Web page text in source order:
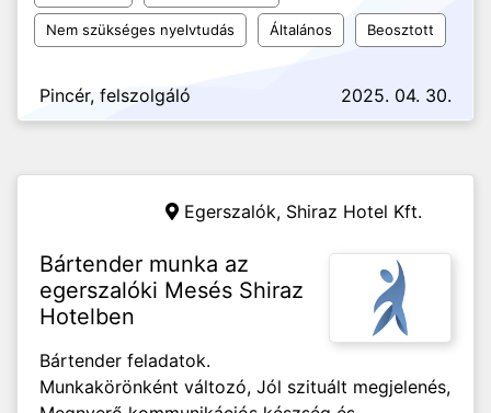
Nem szükséges nyelvtudás Általános Beosztott
Pincér, felszolgáló 2025. 04. 30.
Egerszalók, Shiraz Hotel Kft.
Bártender munka az
egerszalóki Mesés Shiraz
Hotelben
Bártender feladatok.
Munkakörönként változó, Jól szituált megjelenés,